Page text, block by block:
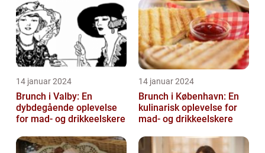
14 januar 2024
Brunch i Valby: En
dybdegående oplevelse
for mad- og drikkeelskere
14 januar 2024
Brunch i København: En
kulinarisk oplevelse for
mad- og drikkeelskere